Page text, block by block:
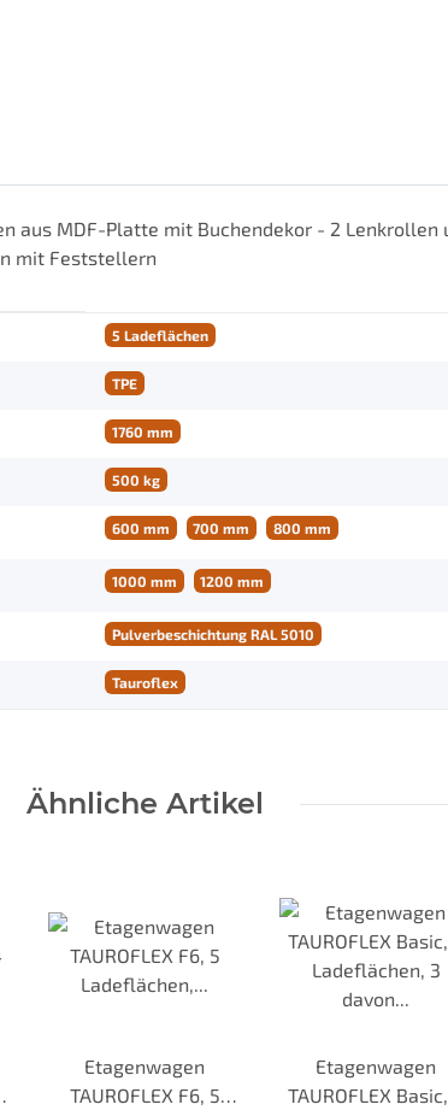
aus MDF-Platte mit Buchendekor - 2
mit Feststellern
5 Ladeflächen
TPE
1760 mm
500 kg
600 mm 700 mm 800 mm
1000 mm 1200 mm
Pulverbeschichtung RAL 5010
Tauroflex
Ähnliche Artikel
Etagenwagen
TAUROFLEX F6, 5
Etagenwagen
TAUROFLEX